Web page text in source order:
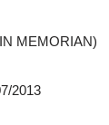
MEMORIAN)
2013